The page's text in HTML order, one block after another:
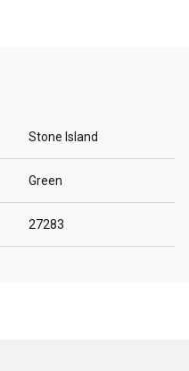
Stone Island
Green
27283